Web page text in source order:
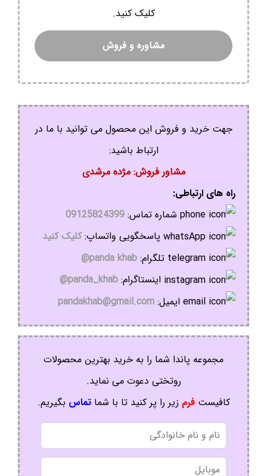
کلیک کنید.
مشاوره و فروش
جهت خرید و فروش این محصول می توانید با ما در
ارتباط باشید:
مشاور فروش: مژده مرشدی
راه های ارتباطی:
شماره تماس: 09125824399
پاسخگویی واتساپ:کلیک کنید
تلگرام: panda khab@
اینستاگرام: panda_khab@
ایمیل: pandakhab@gmail.com
مجموعه پاندا شما را به خرید بهترین محصولات
روتختی دعوت می نماید.
کافیستفرم زیر را پر کنید تا با شماتماس بگیریم.
نام
و
نام
خانوادگی
موبایل